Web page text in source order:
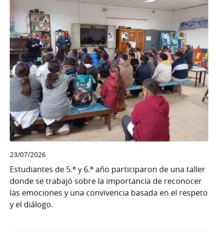
23/07/2026
Estudiantes de 5.º y 6.º año participaron de una taller
donde se trabajó sobre la importancia de reconocer
las emociones y una convivencia basada en el respeto
y el diálogo.